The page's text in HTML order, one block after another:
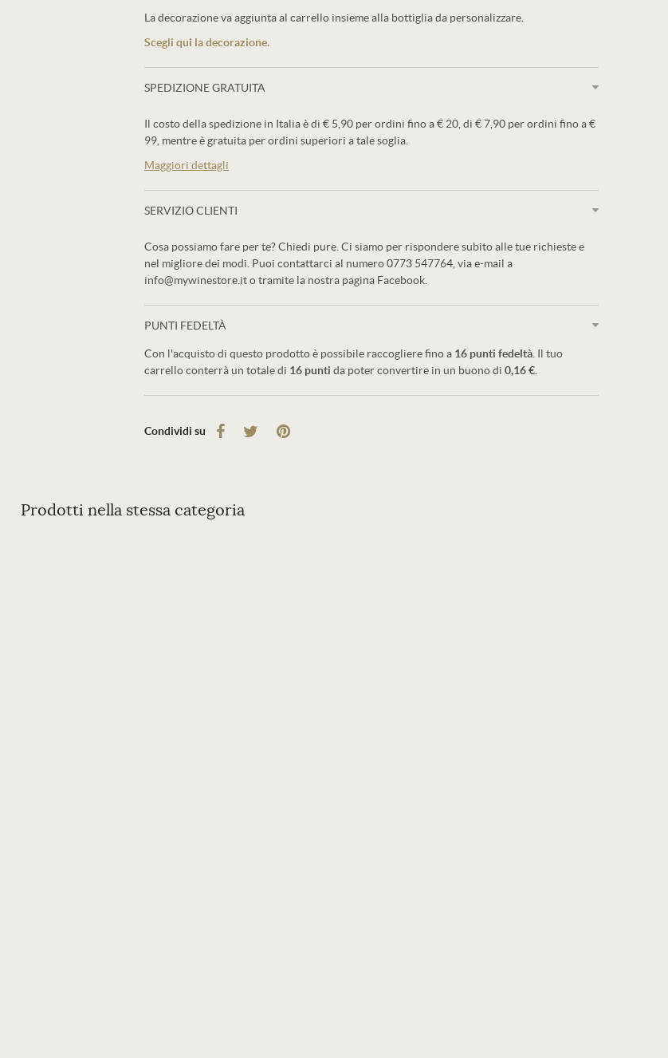
La decorazione va aggiunta al carrello insieme alla bottiglia da personalizzare.
Scegli qui la decorazione.
SPEDIZIONE GRATUITA
Il costo della spedizione in Italia è di € 5,90 per ordini fino a € 20, di € 7,90 per ordini fino a €
99, mentre è gratuita per ordini superiori a tale soglia.
Maggiori dettagli
SERVIZIO CLIENTI
Cosa possiamo fare per te? Chiedi pure. Ci siamo per rispondere subito alle tue richieste e
nel migliore dei modi. Puoi contattarci al numero 0773 547764, via e-mail a
info@mywinestore.it o tramite la nostra pagina Facebook.
PUNTI FEDELTÀ
Con l'acquisto di questo prodotto è possibile raccogliere fino a 16 punti fedeltà . Il tuo
carrello conterrà un totale di 16 punti da poter convertire in un buono di 0,16 €
Condividi su
Prodotti nella stessa categoria